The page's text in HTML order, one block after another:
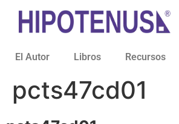
El Autor Libros Recursos
pcts47cd01